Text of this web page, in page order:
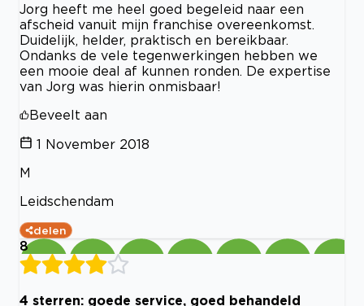
Jorg heeft me heel goed begeleid naar een
afscheid vanuit mijn franchise overeenkomst.
Duidelijk, helder, praktisch en bereikbaar.
Ondanks de vele tegenwerkingen hebben we
een mooie deal af kunnen ronden. De expertise
van Jorg was hierin onmisbaar!
Beveelt aan
1 November 2018
M
Leidschendam
delen
8
4 sterren: goede service, goed behandeld